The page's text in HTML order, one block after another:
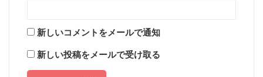
新しいコメントをメールで通知
新しい投稿をメールで受け取る